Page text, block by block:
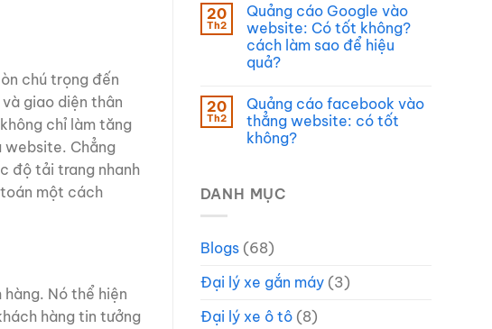
chú trọng đến
giao diện thân
chỉ làm tăng
website. Chẳng
độ tải trang nhanh
một cách
Nó thể hiện
hàng tin tưởng
20
Th2
Quảng cáo Google vào
website: Có tốt không?
cách làm sao để hiệu
quả?
20
Th2
Quảng cáo facebook vào
thẳng website: có tốt
không?
DANH MỤC
Blogs(68)
Đại lý xe gắn máy(3)
Đại lý xe ô tô(8)